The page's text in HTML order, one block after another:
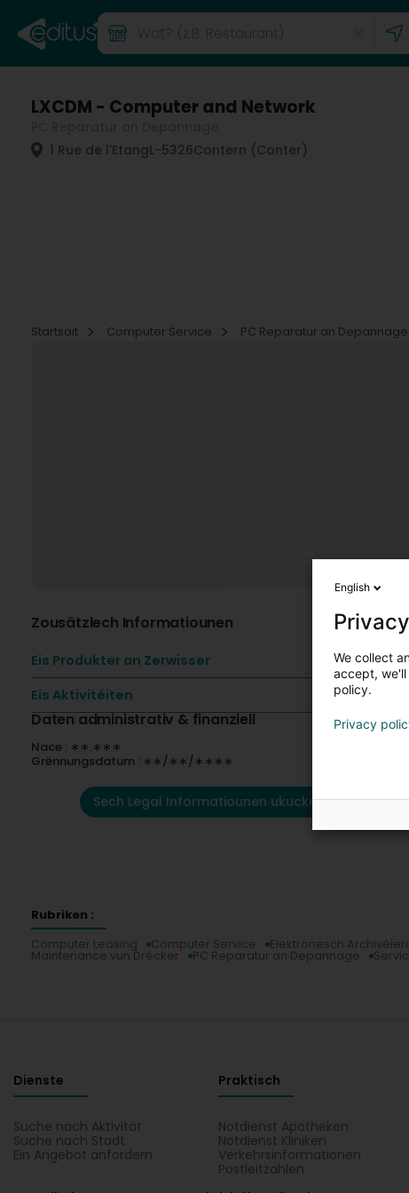
LXCDM - Computer and Network
1 Rue de l'EtangL-5326Contern (Conter)
Startsäit
Computer Service PC Reparatur an Depannage
Zousätzlech Informatiounen
Eis Produkter an Zerwisser
Eis Aktivitéiten
Daten administrativ & finanziell
Nace : ∗∗.∗∗∗
Grënnungsdatum : ∗∗/∗∗/∗∗∗∗
Sech Legal Informatiounen ukucken
Rubriken :
Computer Leasing
Computer Service Elektronesch
Maintenance vun Drécker PC Reparatur an Depannage
Dienste
Suche nach Aktivität
Suche nach Stadt
Ein Angebot anfordern
Praktisch
Notdienst Apotheken
Notdienst Kliniken
Verkehrsinformationen
Postleitzahlen
English
We collect
accept, we'll
policy.
Privacy